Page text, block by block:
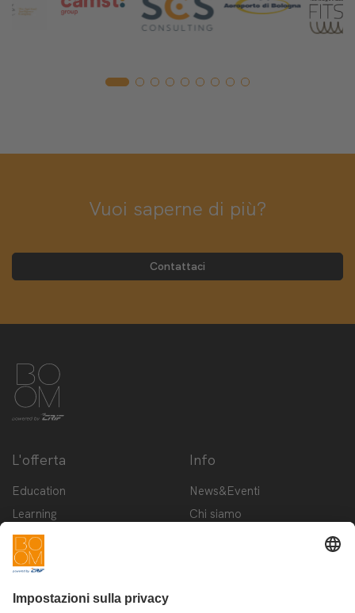
Vuoi saperne di più?
Contattaci
L'offerta
Education
Learning
Innovation
Startup
Info
News&Eventi
Chi siamo